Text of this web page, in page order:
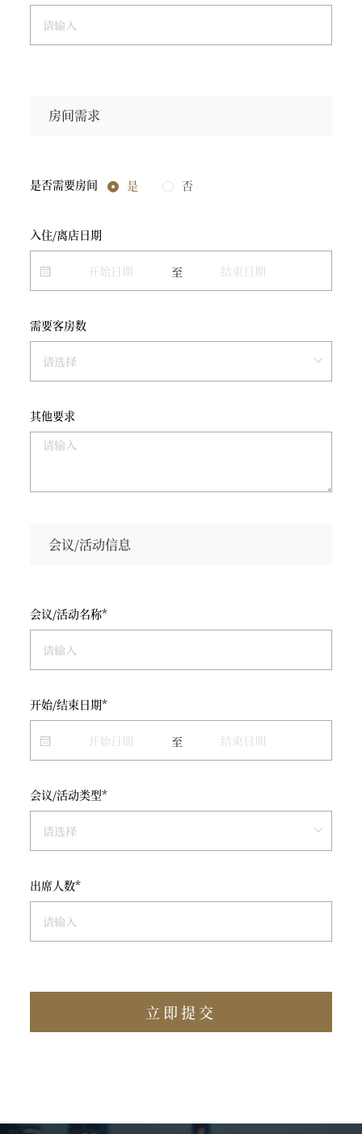
房间需求
是否需要房间 是 否
入住/离店日期
至
需要客房数
其他要求
会议/活动信息
会议/活动名称*
开始/结束日期*
至
会议/活动类型*
出席人数*
立即提交